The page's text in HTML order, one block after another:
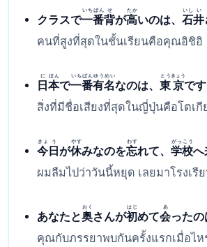
クラスで一
いち
番
ばん
背
せ
が高
たか
いのは、石
いし
井
い
คนที่สูงที่สุดในชั้นเรียนคือคุณอิชิอิ
日
に
本
ほん
で一
いち
番
ばん
有
ゆう
名
めい
なのは、東
とう
京
きょう
です
สิ่งที่มีชื่อเสียงที่สุดในญี่ปุ่นคือโตเกี
今
きょ
日
う
が休
やす
みなのを忘
わす
れて、学
がっ
校
こう
へ
ผมลืมไปว่าวันนี้หยุด เลยมาโรงเรี
あなたと奥
おく
さんが初
はじ
めて会
あ
った
คุณกับภรรยาพบกันครั้งแรกเมื่อไห